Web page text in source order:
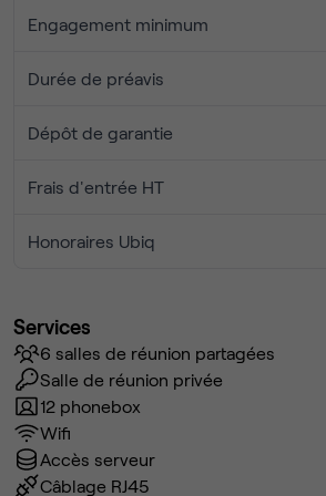
Engagement minimum
Durée de préavis
Dépôt de garantie
Frais d'entrée HT
Honoraires Ubiq
Services
6 salles de réunion partagées
Salle de réunion privée
12 phonebox
Wifi
Accès serveur
Câblage RJ45